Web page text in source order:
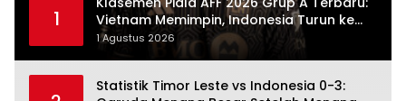
1
Vietnam Memimpin, Indonesia Turun ke
Posisi Tiga
1 Agustus 2026
Statistik Timor Leste vs Indonesia 0-3: